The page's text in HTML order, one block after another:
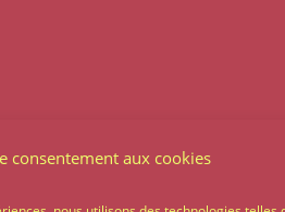
consentement aux cookies